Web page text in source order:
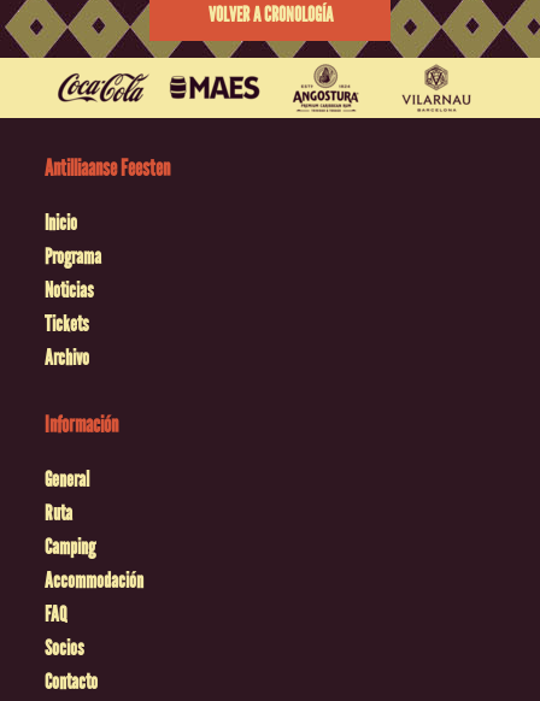
VOLVER A CRONOLOGÍA
Antilliaanse Feesten
Inicio
Programa
Noticias
Tickets
Archivo
Información
General
Ruta
Camping
Accommodación
FAQ
Socios
Contacto